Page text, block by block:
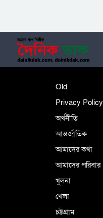
Old
Privacy Policy
অর্থনীতি
আন্তর্জাতিক
আমাদের কথা
আমাদের পরিবার
খুলনা
খেলা
চট্টগ্রাম